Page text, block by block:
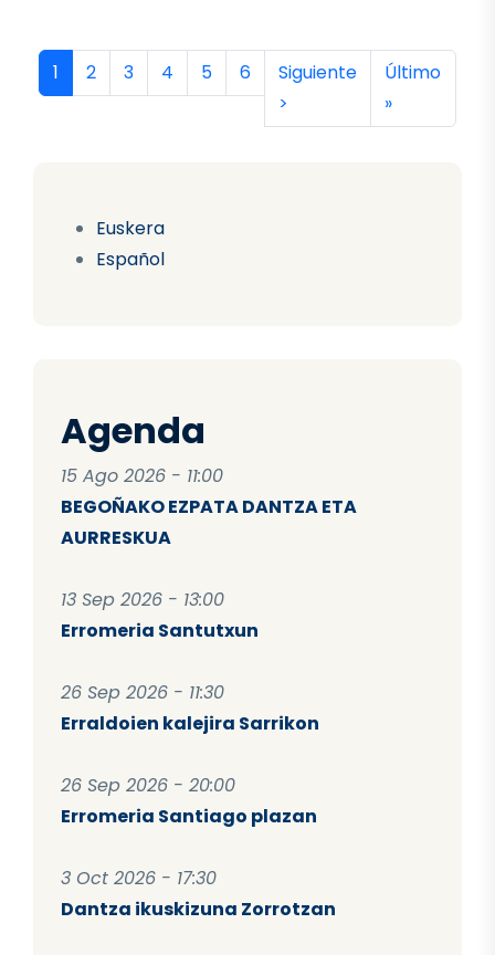
Euskera
Español
Agenda
15 Ago 2026 - 11:00
BEGOÑAKO EZPATA DANTZA ETA
AURRESKUA
13 Sep 2026 - 13:00
Erromeria Santutxun
26 Sep 2026 - 11:30
Erraldoien kalejira Sarrikon
26 Sep 2026 - 20:00
Erromeria Santiago plazan
3 Oct 2026 - 17:30
Dantza ikuskizuna Zorrotzan
Paginación
Página actual
1 Página
2 Página
3 Página
4 Página
5 Página
6 Siguiente página
Siguiente
>
Última
Último
»